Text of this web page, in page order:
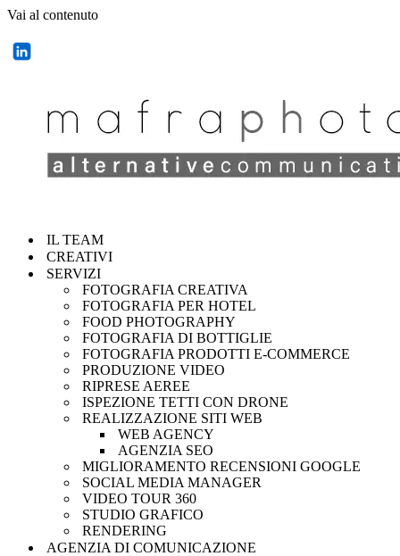
Vai al contenuto
IL TEAM
CREATIVI
SERVIZI
FOTOGRAFIA CREATIVA
FOTOGRAFIA PER HOTEL
FOOD PHOTOGRAPHY
FOTOGRAFIA DI BOTTIGLIE
FOTOGRAFIA PRODOTTI E-COMMERCE
PRODUZIONE VIDEO
RIPRESE AEREE
ISPEZIONE TETTI CON DRONE
REALIZZAZIONE SITI WEB
WEB AGENCY
AGENZIA SEO
MIGLIORAMENTO RECENSIONI GOOGLE
SOCIAL MEDIA MANAGER
VIDEO TOUR 360
STUDIO GRAFICO
RENDERING
AGENZIA DI COMUNICAZIONE